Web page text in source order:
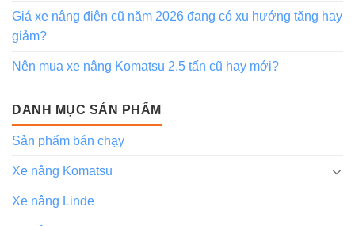
Giá xe nâng điện cũ năm 2026 đang có xu hướng tăng hay
giảm?
Nên mua xe nâng Komatsu 2.5 tấn cũ hay mới?
DANH MỤC SẢN PHẨM
Sản phẩm bán chạy
Xe nâng Komatsu
Xe nâng Linde